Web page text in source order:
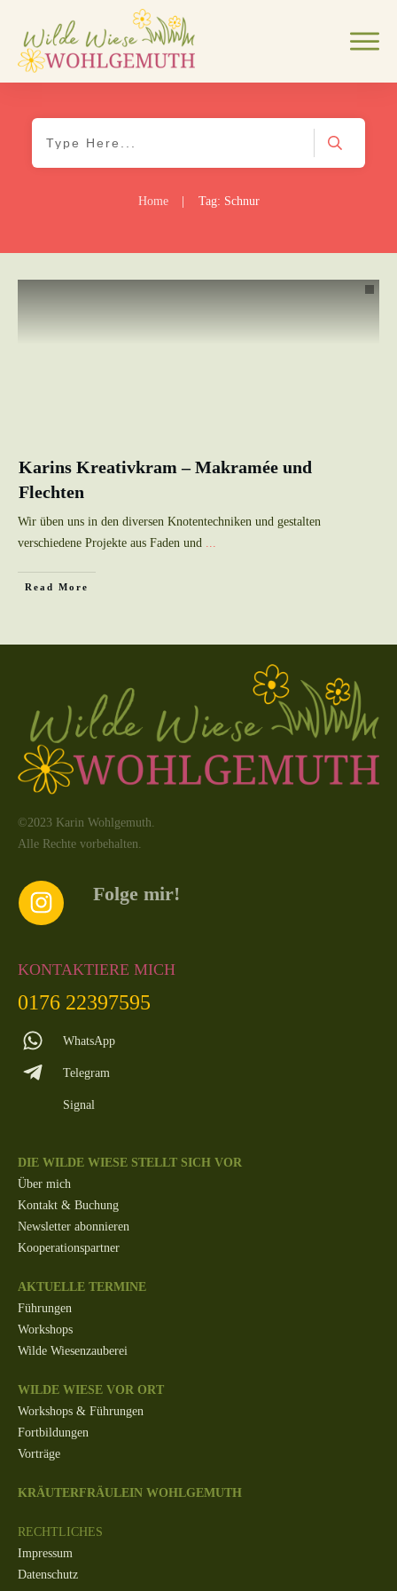
Home Tag: Schnur
Karins Kreativkram – Makramée und
Flechten
Wir üben uns in den diversen Knotentechniken und gestalten
verschiedene Projekte aus Faden und
Read More
©2023 Karin Wohlgemuth.
Alle Rechte vorbehalten.
Folge mir!
KONTAKTIERE MICH
0176 22397595
WhatsApp
Telegram
Signal
DIE WILDE WIESE STELLT SICH VOR
Über mich
Kontakt & Buchung
Newsletter abonnieren
Kooperationspartner
AKTUELLE TERMINE
Führungen
Workshops
Wilde Wiesenzauberei
WILDE WIESE VOR ORT
Workshops & Führungen
Fortbildungen
Vorträge
KRÄUTERFRÄULEIN WOHLGEMUTH
RECHTLICHES
Impressum
Datenschutz